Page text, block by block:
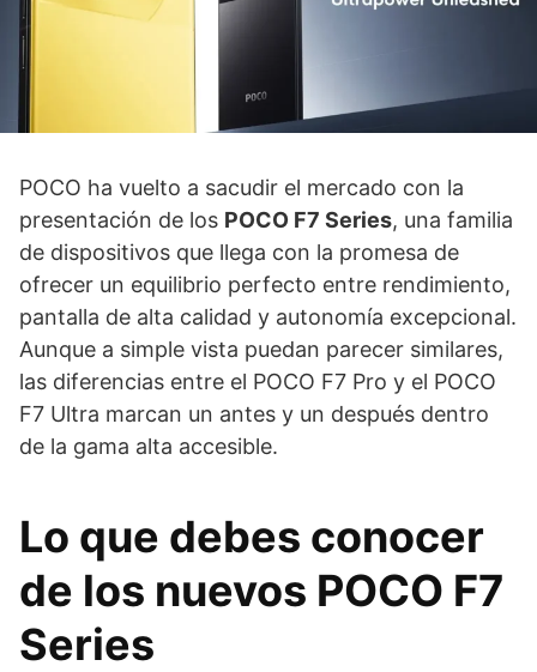
POCO ha vuelto a sacudir el mercado con la
presentación de los POCO F7 Series, una familia
de dispositivos que llega con la promesa de
ofrecer un equilibrio perfecto entre rendimiento,
pantalla de alta calidad y autonomía excepcional.
Aunque a simple vista puedan parecer similares,
las diferencias entre el POCO F7 Pro y el POCO
F7 Ultra marcan un antes y un después dentro
de la gama alta accesible.
Lo que debes conocer
de los nuevos POCO F7
Series